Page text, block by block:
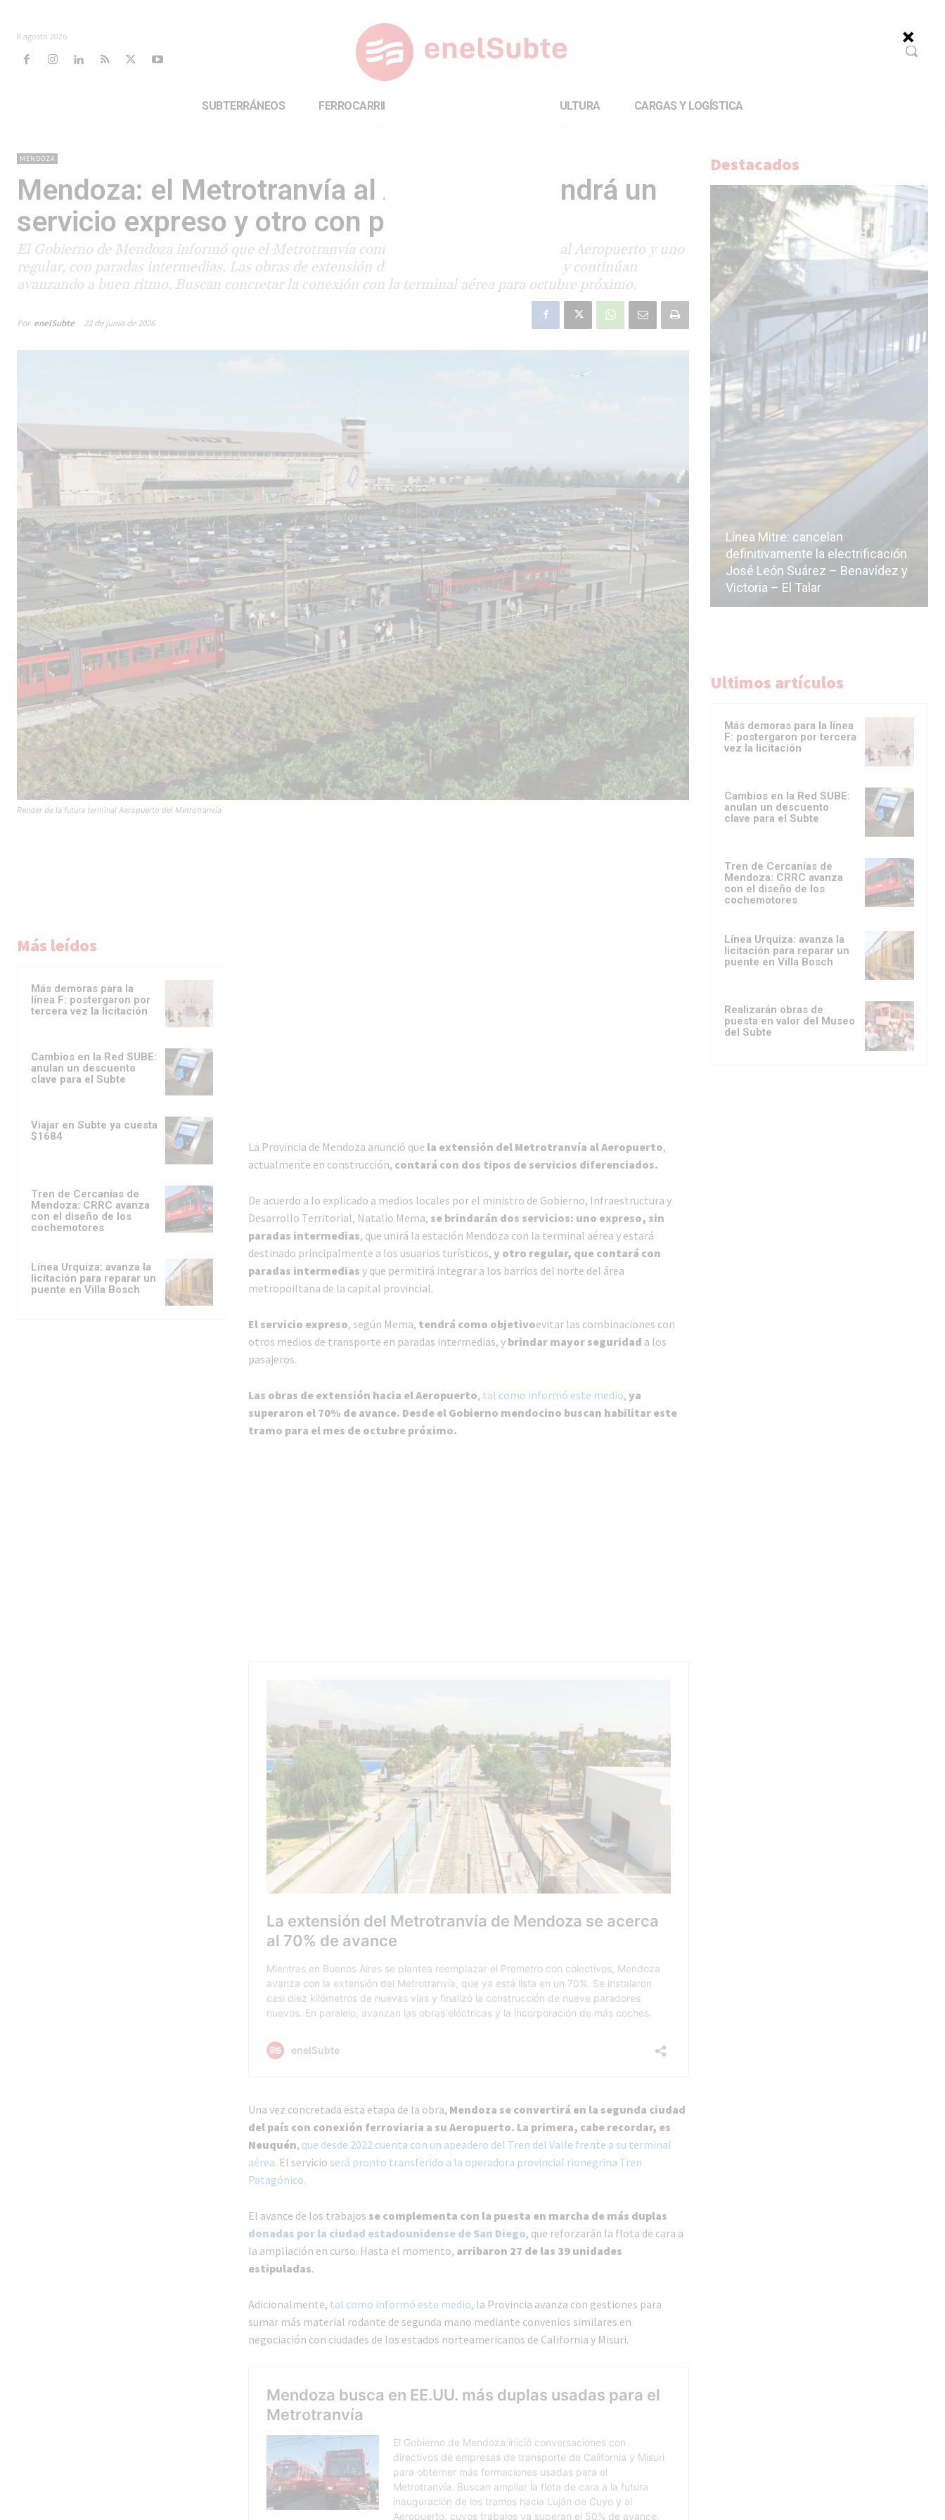
8 agosto 2026
SUBTERRÁNEOS FERROCARRILES CULTURA CARGAS Y LOGÍSTICA
MENDOZA
Mendoza: el Metrotranvía al Aeropuerto tendrá un
servicio expreso y otro con paradas
El Gobierno de Mendoza informó que el Metrotranvía contará con un servicio expreso al Aeropuerto y uno
regular, con paradas intermedias. Las obras de extensión de la red ya superaron el 70% y continúan
avanzando a buen ritmo. Buscan concretar la conexión con la terminal aérea para octubre próximo.
Por enelSubte 22 de junio de 2026
Render de la futura terminal Aeropuerto del Metrotranvía
Más leídos
Más demoras para la
línea F: postergaron por
tercera vez la licitación
Cambios en la Red SUBE:
anulan un descuento
clave para el Subte
Viajar en Subte ya cuesta
$1684
Tren de Cercanías de
Mendoza: CRRC avanza
con el diseño de los
cochemotores
Línea Urquiza: avanza la
licitación para reparar un
puente en Villa Bosch
La Provincia de Mendoza anunció que la extensión del Metrotranvía al Aeropuerto,
actualmente en construcción, contará con dos tipos de servicios diferenciados.
De acuerdo a lo explicado a medios locales por el ministro de Gobierno, Infraestructura y
Desarrollo Territorial, Natalio Mema, se brindarán dos servicios: uno expreso, sin
paradas intermedias, que unirá la estación Mendoza con la terminal aérea y estará
destinado principalmente a los usuarios turísticos, y otro regular, que contará con
paradas intermedias y que permitirá integrar a los barrios del norte del área
metropoiltana de la capital provincial.
El servicio expreso, según Mema, tendrá como objetivoevitar las combinaciones con
otros medios de transporte en paradas intermedias, ybrindar mayor seguridad a los
pasajeros.
Las obras de extensión hacia el Aeropuerto, tal como informó este medio, ya
superaron el 70% de avance. Desde el Gobierno mendocino buscan habilitar este
tramo para el mes de octubre próximo.
Una vez concretada esta etapa de la obra, Mendoza se convertirá en la segunda ciudad
del país con conexión ferroviaria a su Aeropuerto. La primera, cabe recordar, es
Neuquén, que desde 2022 cuenta con un apeadero del Tren del Valle frente a su terminal
aérea. El servicio será pronto transferido a la operadora provincial rionegrina Tren
Patagónico.
El avance de los trabajos se complementa con la puesta en marcha de más duplas
donadas por la ciudad estadounidense de San Diego, que reforzarán la flota de cara a
la ampliación en curso. Hasta el momento, arribaron 27 de las 39 unidades
estipuladas.
Adicionalmente, tal como informó este medio, la Provincia avanza con gestiones para
sumar más material rodante de segunda mano mediante convenios similares en
negociación con ciudades de los estados norteamericanos de California y Misuri.
Destacados
Malestar en el sector privado por
los cambios sin fin al proyecto de
la línea F
Línea Mitre: dieron oficialmente
de baja la construcción de la
estación Nordelta
Línea Mitre: cancelan
definitivamente la electrificación
José León Suárez – Benavídez y
Victoria – El Talar
Ultimos artículos
Más demoras para la línea
F: postergaron por tercera
vez la licitación
Cambios en la Red SUBE:
anulan un descuento
clave para el Subte
Tren de Cercanías de
Mendoza: CRRC avanza
con el diseño de los
cochemotores
Línea Urquiza: avanza la
licitación para reparar un
puente en Villa Bosch
Realizarán obras de
puesta en valor del Museo
del Subte